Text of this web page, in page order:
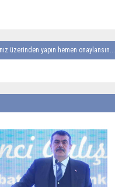
üzerinden yapın hemen onaylansın...